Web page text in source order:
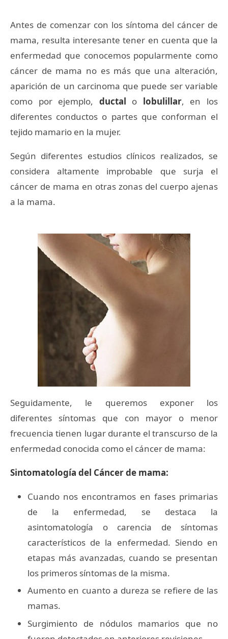
Antes de comenzar con los síntoma del cáncer de
mama, resulta interesante tener en cuenta que la
enfermedad que conocemos popularmente como
cáncer de mama no es más que una alteración,
aparición de un carcinoma que puede ser variable
como por ejemplo, ductal o lobulillar, en los
diferentes conductos o partes que conforman el
tejido mamario en la mujer.
Según diferentes estudios clínicos realizados, se
considera altamente improbable que surja el
cáncer de mama en otras zonas del cuerpo ajenas
a la mama.
Seguidamente, le queremos exponer los
diferentes síntomas que con mayor o menor
frecuencia tienen lugar durante el transcurso de la
enfermedad conocida como el cáncer de mama:
Sintomatología del Cáncer de mama:
Cuando nos encontramos en fases primarias
de la enfermedad, se destaca la
asintomatología o carencia de síntomas
característicos de la enfermedad. Siendo en
etapas más avanzadas, cuando se presentan
los primeros síntomas de la misma.
Aumento en cuanto a dureza se refiere de las
mamas.
Surgimiento de nódulos mamarios que no